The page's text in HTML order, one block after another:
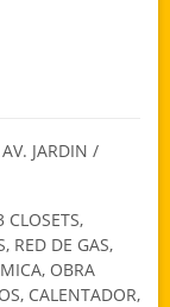
JARDIN /
CLOSETS,
RED DE GAS,
OBRA
CALENTADOR,